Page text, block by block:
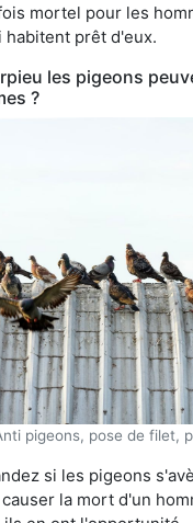
mortel pour les
prêt d'eux.
les pigeons
?
pigeons, pose de filet,
si les pigeons
la mort d'un